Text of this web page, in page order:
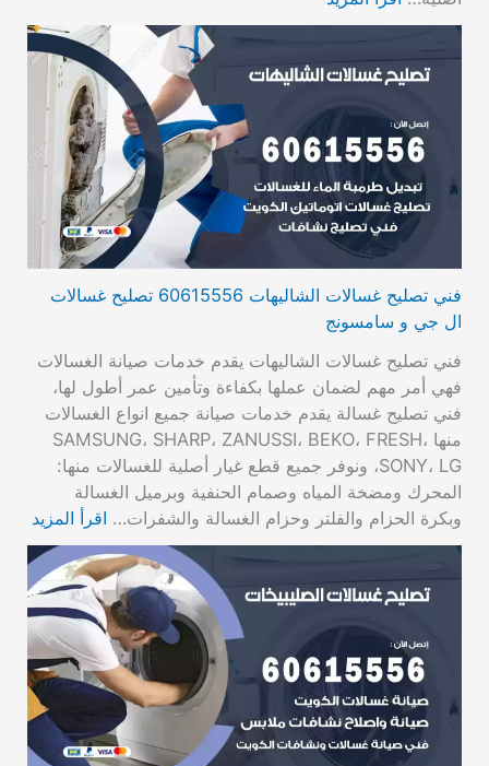
فني تصليح غسالات الشاليهات 60615556 تصليح غسالات
ال جي و سامسونج
فني تصليح غسالات الشاليهات يقدم خدمات صيانة الغسالات
فهي أمر مهم لضمان عملها بكفاءة وتأمين عمر أطول لها،
فني تصليح غسالة يقدم خدمات صيانة جميع انواع الغسالات
منها SAMSUNG، SHARP، ZANUSSI، BEKO، FRESH،
SONY، LG، ونوفر جميع قطع غيار أصلية للغسالات منها:
المحرك ومضخة المياه وصمام الحنفية وبرميل الغسالة
وبكرة الحزام والفلتر وحزام الغسالة والشفرات… اقرأ المزيد